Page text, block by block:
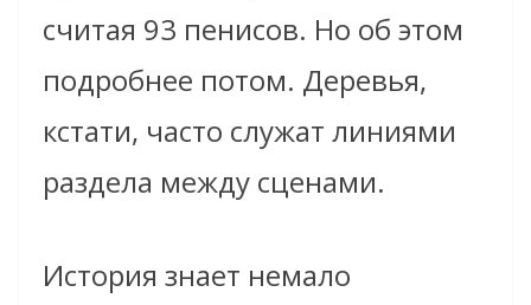
считая 93 пенисов. Но об этом
подробнее потом. Деревья,
кстати, часто служат линиями
раздела между сценами.
История знает немало